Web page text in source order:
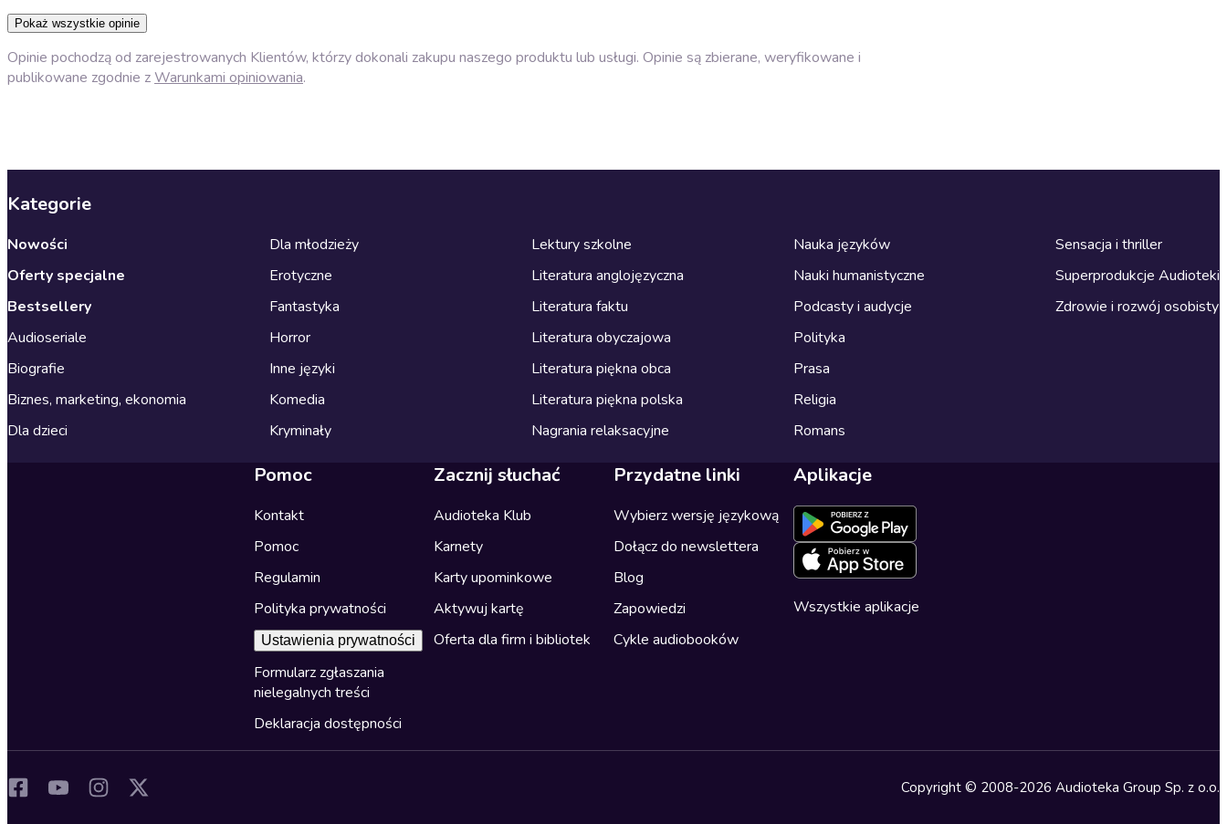
Pokaż wszystkie opinie
Opinie pochodzą od zarejestrowanych Klientów, którzy dokonali zakupu naszego produktu lub usługi. Opinie są zbierane, weryfikowane i
publikowane zgodnie zWarunkami opiniowania.
Kategorie
Nowości
Oferty specjalne
Bestsellery
Audioseriale
Biografie
Biznes, marketing, ekonomia
Dla dzieci
Dla młodzieży
Erotyczne
Fantastyka
Horror
Inne języki
Komedia
Kryminały
Lektury szkolne
Literatura anglojęzyczna
Literatura faktu
Literatura obyczajowa
Literatura piękna obca
Literatura piękna polska
Nagrania relaksacyjne
Nauka języków
Nauki humanistyczne
Podcasty i audycje
Polityka
Prasa
Religia
Romans
Sensacja i thriller
Superprodukcje Audioteki
Zdrowie i rozwój osobisty
Pomoc
Kontakt
Pomoc
Regulamin
Polityka prywatności
Ustawienia prywatności
Formularz zgłaszania
nielegalnych treści
Deklaracja dostępności
Zacznij słuchać
Audioteka Klub
Karnety
Karty upominkowe
Aktywuj kartę
Oferta dla firm i bibliotek
Przydatne linki
Wybierz wersję językową
Dołącz do newslettera
Blog
Zapowiedzi
Cykle audiobooków
Aplikacje
Wszystkie aplikacje
Copyright © 2008-2026 Audioteka Group Sp. z o.o.